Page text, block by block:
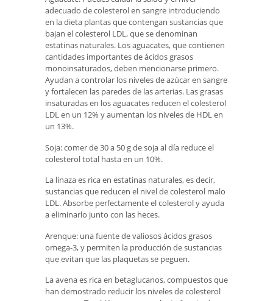
adecuado de colesterol en sangre introduciendo
en la dieta plantas que contengan sustancias que
bajan el colesterol LDL, que se denominan
estatinas naturales. Los aguacates, que contienen
cantidades importantes de ácidos grasos
monoinsaturados, deben mencionarse primero.
Ayudan a controlar los niveles de azúcar en sangre
y fortalecen las paredes de las arterias. Las grasas
insaturadas en los aguacates reducen el colesterol
LDL en un 12% y aumentan los niveles de HDL en
un 13%.
Soja: comer de 30 a 50 g de soja al día reduce el
colesterol total hasta en un 10%.
La linaza es rica en estatinas naturales, es decir,
sustancias que reducen el nivel de colesterol malo
LDL. Absorbe perfectamente el colesterol y ayuda
a eliminarlo junto con las heces.
Arenque: una fuente de valiosos ácidos grasos
omega-3, y permiten la producción de sustancias
que evitan que las plaquetas se peguen.
La avena es rica en betaglucanos, compuestos que
han demostrado reducir los niveles de colesterol